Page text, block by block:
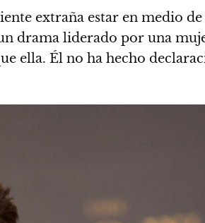
extraña estar en medio
drama liderado por una
ella. Él no ha hecho